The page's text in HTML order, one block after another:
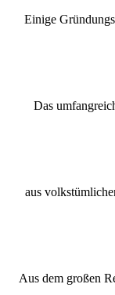
Einige
Das
aus
Aus dem großen